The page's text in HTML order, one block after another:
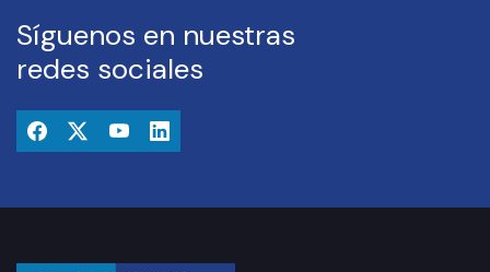
Síguenos en nuestras
redes sociales